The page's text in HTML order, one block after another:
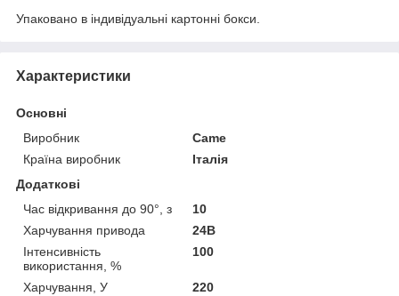
Упаковано в індивідуальні картонні бокси.
Характеристики
Основні
Виробник
Came
Країна виробник
Італія
Додаткові
Час відкривання до 90°, з
10
Харчування привода
24В
Інтенсивність
використання, %
100
Харчування, У 220